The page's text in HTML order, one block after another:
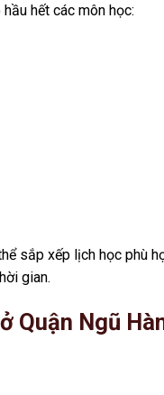
hết các môn học:
sắp xếp lịch học phù
gian.
Quận Ngũ